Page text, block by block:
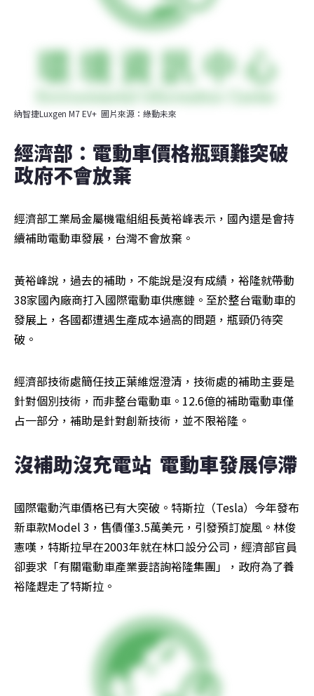
納智捷Luxgen M7 EV+  圖片來源：綠動未來
經濟部：電動車價格瓶頸難突破
政府不會放棄
經濟部工業局金屬機電組組長黃裕峰表示，國內還是會持
續補助電動車發展，台灣不會放棄。
黃裕峰說，過去的補助，不能說是沒有成績，裕隆就帶動
38家國內廠商打入國際電動車供應鏈。至於整台電動車的
發展上，各國都遭遇生產成本過高的問題，瓶頸仍待突
破。
經濟部技術處簡任技正葉維煜澄清，技術處的補助主要是
針對個別技術，而非整台電動車。12.6億的補助電動車僅
占一部分，補助是針對創新技術，並不限裕隆。
沒補助沒充電站  電動車發展停滯
國際電動汽車價格已有大突破。特斯拉（Tesla）今年發布
新車款Model 3，售價僅3.5萬美元，引發預訂旋風。林俊
憲嘆，特斯拉早在2003年就在林口設分公司，經濟部官員
卻要求「有關電動車產業要諮詢裕隆集團」，政府為了養
裕隆趕走了特斯拉。